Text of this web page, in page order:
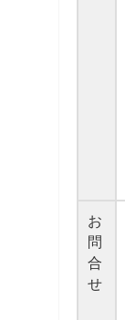
お
問
合
せ